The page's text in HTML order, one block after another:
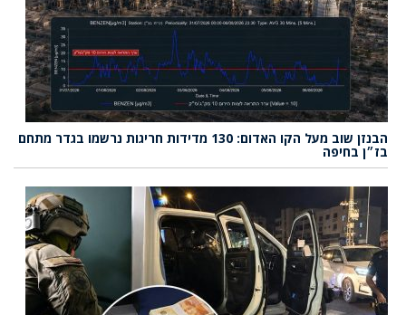
הבנזן שוב מעל הקו האדום: 130 מדידות חריגות נרשמו בגדר מתחם
בז״ן בחיפה